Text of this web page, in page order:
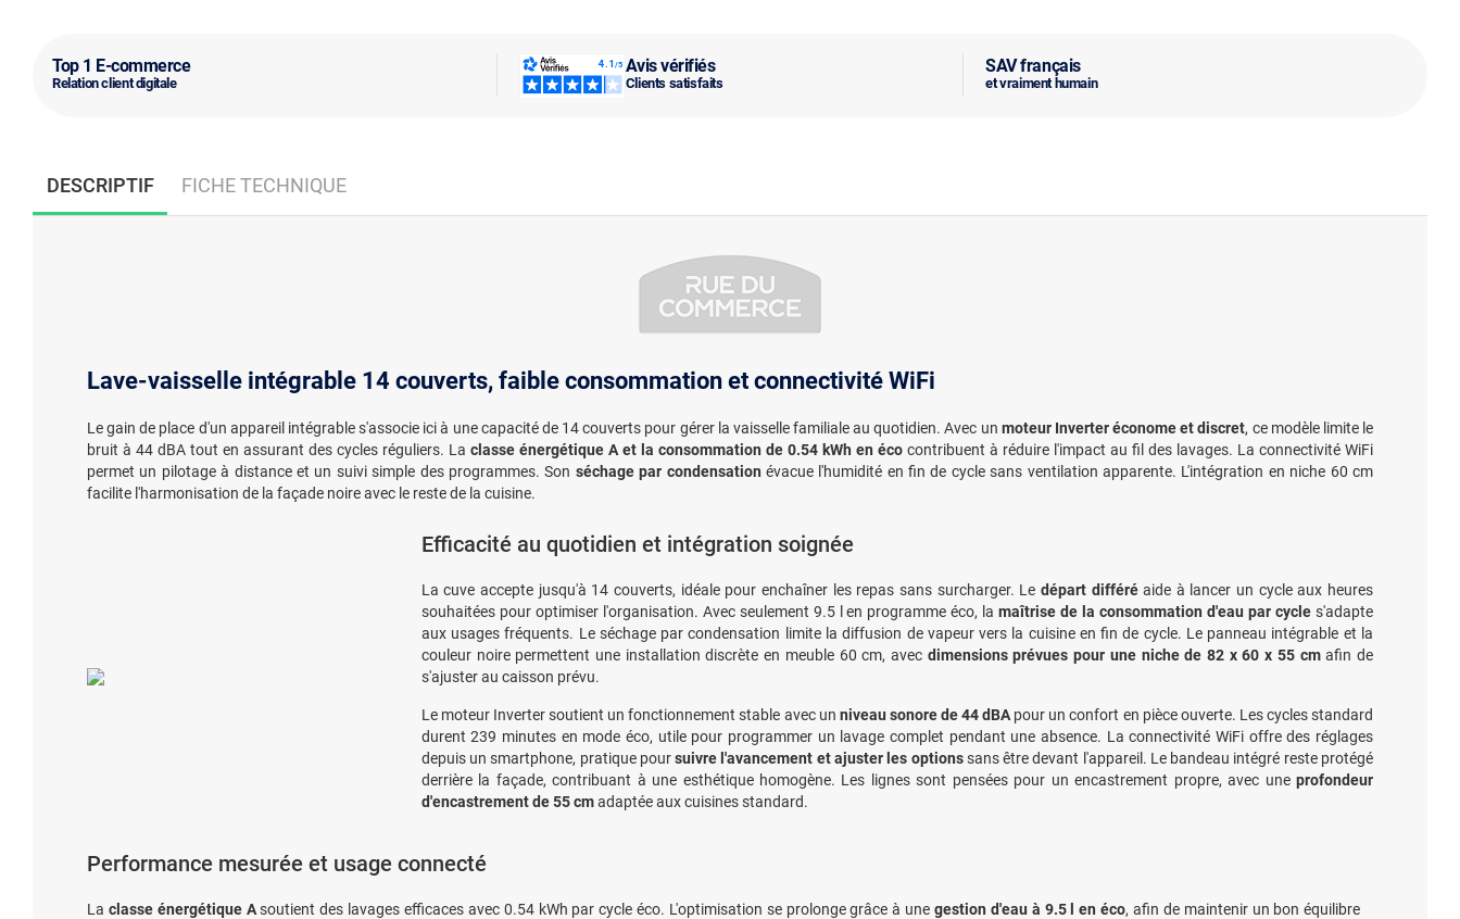
Top 1 E-commerce
Relation client digitale
Avis vérifiés
Clients satisfaits
SAV français
et vraiment humain
DESCRIPTIF FICHE TECHNIQUE
Lave-vaisselle intégrable 14 couverts, faible consommation et connectivité WiFi
Le gain de place d'un appareil intégrable s'associe ici à une capacité de 14 couverts pour gérer la vaisselle familiale au quotidien. Avec un moteur Inverter économe et discret, ce modèle limite le
bruit à 44 dBA tout en assurant des cycles réguliers. La classe énergétique A et la consommation de 0.54 kWh en éco contribuent à réduire l'impact au fil des lavages. La connectivité WiFi
permet un pilotage à distance et un suivi simple des programmes. Son séchage par condensation évacue l'humidité en fin de cycle sans ventilation apparente. L'intégration en niche 60 cm
facilite l'harmonisation de la façade noire avec le reste de la cuisine.
Efficacité au quotidien et intégration soignée
La cuve accepte jusqu'à 14 couverts, idéale pour enchaîner les repas sans surcharger. Le départ différéaide à lancer un cycle aux heures
souhaitées pour optimiser l'organisation. Avec seulement 9.5 l en programme éco, lamaîtrise de la consommation d'eau par cycle s'adapte
aux usages fréquents. Le séchage par condensation limite la diffusion de vapeur vers la cuisine en fin de cycle. Le panneau intégrable et la
couleur noire permettent une installation discrète en meuble 60 cm, avec dimensions prévues pour une niche de 82 x 60 x 55 cmafin de
s'ajuster au caisson prévu.
Le moteur Inverter soutient un fonctionnement stable avec un niveau sonore de 44 dBA pour un confort en pièce ouverte. Les cycles standard
durent 239 minutes en mode éco, utile pour programmer un lavage complet pendant une absence. La connectivité WiFi offre des réglages
depuis un smartphone, pratique poursuivre l'avancement et ajuster les optionssans être devant l'appareil. Le bandeau intégré reste protégé
derrière la façade, contribuant à une esthétique homogène. Les lignes sont pensées pour un encastrement propre, avec une profondeur
d'encastrement de 55 cmadaptée aux cuisines standard.
Performance mesurée et usage connecté
La classe énergétique Asoutient des lavages efficaces avec 0.54 kWh par cycle éco. L'optimisation se prolonge grâce à une gestion d'eau à 9.5 l en éco, afin de maintenir un bon équilibre